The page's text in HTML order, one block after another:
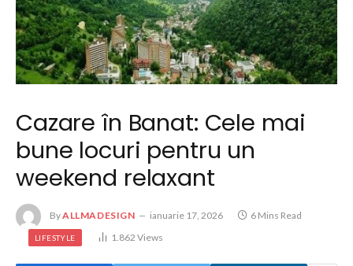
Cazare în Banat: Cele mai
bune locuri pentru un
weekend relaxant
ByALLMADESIGN ianuarie 17, 2026 6 Mins Read
LIFESTYLE 1.862 Views